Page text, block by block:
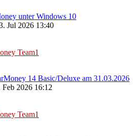
unter Windows 10
Jul 2026 13:40
Team1
14 Basic/Deluxe am 31.03.2026
Feb 2026 16:12
Team1